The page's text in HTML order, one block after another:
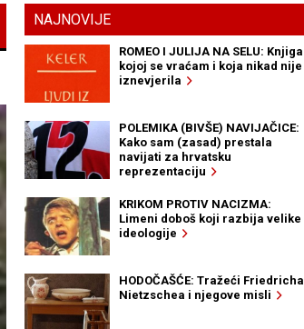
NAJNOVIJE
ROMEO I JULIJA NA SELU: Knjiga
kojoj se vraćam i koja nikad nije
iznevjerila
POLEMIKA (BIVŠE) NAVIJAČICE:
Kako sam (zasad) prestala
navijati za hrvatsku
reprezentaciju
KRIKOM PROTIV NACIZMA:
Limeni doboš koji razbija velike
ideologije
HODOČAŠĆE: Tražeći Friedricha
Nietzschea i njegove misli